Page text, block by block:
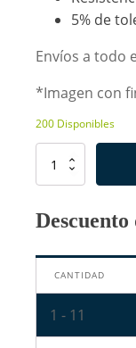
5% de
Envíos a todo
*Imagen con
200 Disponibles
Resistencia
2W
CANTIDAD
1 - 11